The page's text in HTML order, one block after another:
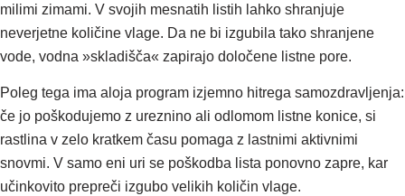
milimi zimami. V svojih mesnatih listih lahko shranjuje
neverjetne količine vlage. Da ne bi izgubila tako shranjene
vode, vodna »skladišča« zapirajo določene listne pore.
Poleg tega ima aloja program izjemno hitrega samozdravljenja:
če jo poškodujemo z ureznino ali odlomom listne konice, si
rastlina v zelo kratkem času pomaga z lastnimi aktivnimi
snovmi. V samo eni uri se poškodba lista ponovno zapre, kar
učinkovito prepreči izgubo velikih količin vlage.